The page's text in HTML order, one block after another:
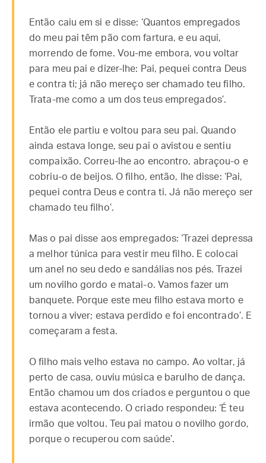
Então caiu em si e disse: ‘Quantos empregados
do meu pai têm pão com fartura, e eu aqui,
morrendo de fome. Vou-me embora, vou voltar
para meu pai e dizer-lhe: Pai, pequei contra Deus
e contra ti; já não mereço ser chamado teu filho.
Trata-me como a um dos teus empregados’.
Então ele partiu e voltou para seu pai. Quando
ainda estava longe, seu pai o avistou e sentiu
compaixão. Correu-lhe ao encontro, abraçou-o e
cobriu-o de beijos. O filho, então, lhe disse: ‘Pai,
pequei contra Deus e contra ti. Já não mereço ser
chamado teu filho’.
Mas o pai disse aos empregados: ‘Trazei depressa
a melhor túnica para vestir meu filho. E colocai
um anel no seu dedo e sandálias nos pés. Trazei
um novilho gordo e matai-o. Vamos fazer um
banquete. Porque este meu filho estava morto e
tornou a viver; estava perdido e foi encontrado’. E
começaram a festa.
O filho mais velho estava no campo. Ao voltar, já
perto de casa, ouviu música e barulho de dança.
Então chamou um dos criados e perguntou o que
estava acontecendo. O criado respondeu: ‘É teu
irmão que voltou. Teu pai matou o novilho gordo,
porque o recuperou com saúde’.